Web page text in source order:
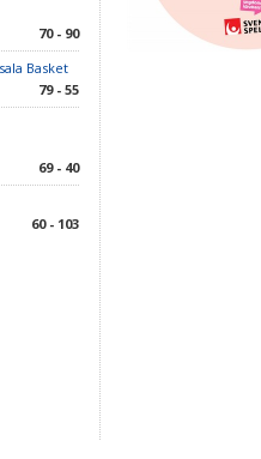
70 - 90
Basket
79 - 55
69 - 40
60 - 103